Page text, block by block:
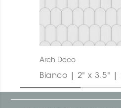
Arch Deco
Bianco | 2" x 3.5" |